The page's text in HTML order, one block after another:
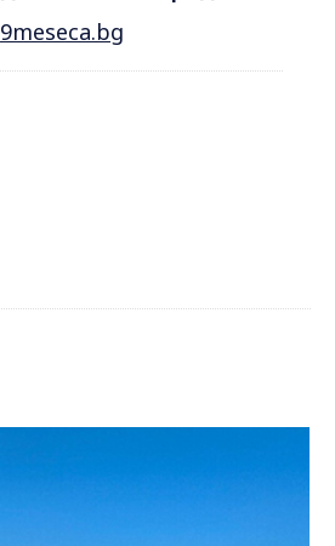
9meseca.bg